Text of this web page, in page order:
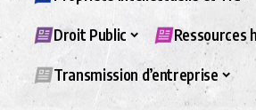
Droit Public Ressources
Transmission d’entreprise